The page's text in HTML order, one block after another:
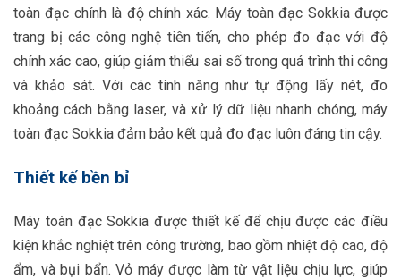
toàn đạc chính là độ chính xác. Máy toàn đạc Sokkia được
trang bị các công nghệ tiên tiến, cho phép đo đạc với độ
chính xác cao, giúp giảm thiểu sai số trong quá trình thi công
và khảo sát. Với các tính năng như tự động lấy nét, đo
khoảng cách bằng laser, và xử lý dữ liệu nhanh chóng, máy
toàn đạc Sokkia đảm bảo kết quả đo đạc luôn đáng tin cậy.
Thiết kế bền bỉ
Máy toàn đạc Sokkia được thiết kế để chịu được các điều
kiện khắc nghiệt trên công trường, bao gồm nhiệt độ cao, độ
ẩm, và bụi bẩn. Vỏ máy được làm từ vật liệu chịu lực, giúp